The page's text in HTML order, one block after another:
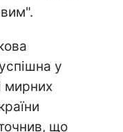
у
мирних
що